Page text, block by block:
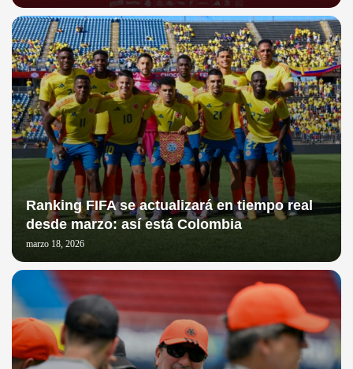
Ranking FIFA se actualizará en tiempo real
desde marzo: así está Colombia
marzo 18, 2026